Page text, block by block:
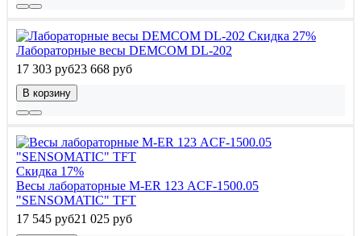
Скидка 27%
Лабораторные весы DEMCOM DL-202
17 303 руб23 668 руб
В корзину
Скидка 17%
Весы лабораторные M-ER 123 АCF-1500.05
"SENSOMATIC" TFT
17 545 руб21 025 руб